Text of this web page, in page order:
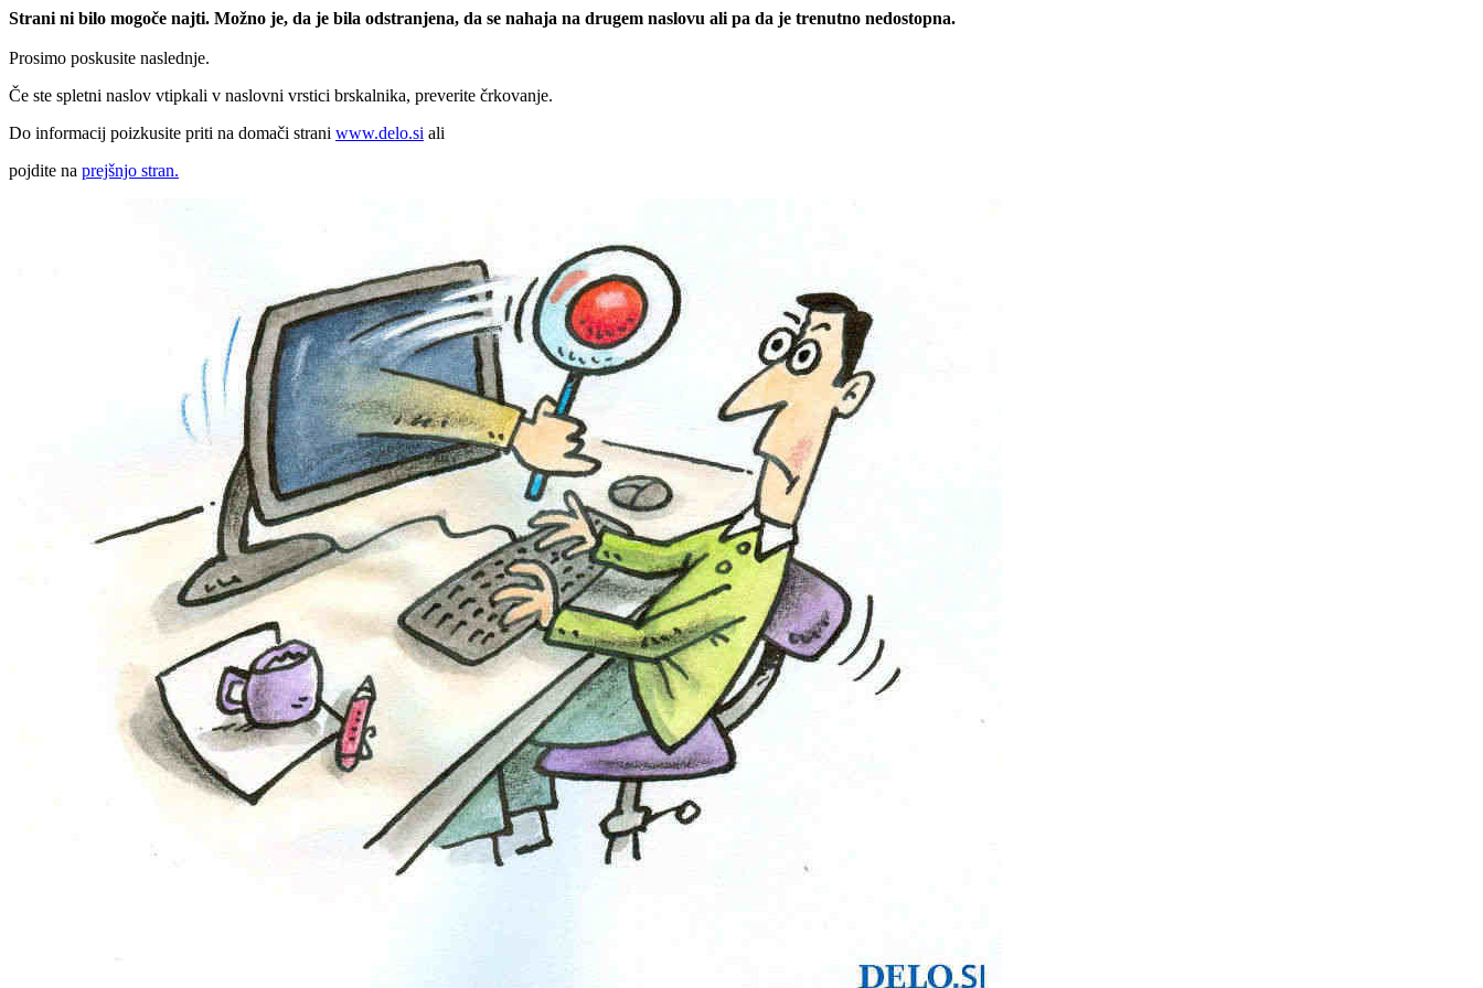
Strani ni bilo mogoče najti. Možno je, da je bila odstranjena, da se nahaja na drugem naslovu ali pa da je trenutno nedostopna.
Prosimo poskusite naslednje.
Če ste spletni naslov vtipkali v naslovni vrstici brskalnika, preverite črkovanje.
Do informacij poizkusite priti na domači strani www.delo.si ali
pojdite na prejšnjo stran.